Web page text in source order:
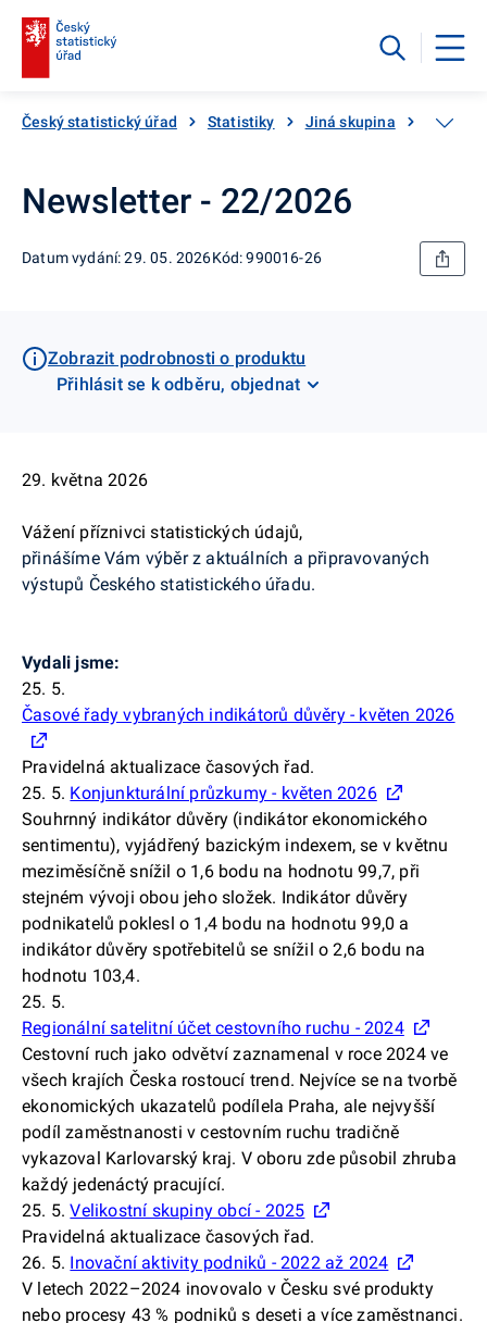
Český statistický úřad Statistiky Jiná skupina
Newsletter - 22/2026
Datum vydání: 29. 05. 2026Kód: 990016-26
Zobrazit podrobnosti o produktu
Přihlásit se k odběru, objednat
29. května 2026
Vážení příznivci statistických údajů,
přinášíme Vám výběr z aktuálních a připravovaných
výstupů Českého statistického úřadu.
Vydali jsme:
25. 5.
Časové řady vybraných indikátorů důvěry - květen 2026
Pravidelná aktualizace časových řad.
25. 5. Konjunkturální průzkumy - květen 2026
Souhrnný indikátor důvěry (indikátor ekonomického
sentimentu), vyjádřený bazickým indexem, se v květnu
meziměsíčně snížil o 1,6 bodu na hodnotu 99,7, při
stejném vývoji obou jeho složek. Indikátor důvěry
podnikatelů poklesl o 1,4 bodu na hodnotu 99,0 a
indikátor důvěry spotřebitelů se snížil o 2,6 bodu na
hodnotu 103,4.
25. 5.
Regionální satelitní účet cestovního ruchu - 2024
Cestovní ruch jako odvětví zaznamenal v roce 2024 ve
všech krajích Česka rostoucí trend. Nejvíce se na tvorbě
ekonomických ukazatelů podílela Praha, ale nejvyšší
podíl zaměstnanosti v cestovním ruchu tradičně
vykazoval Karlovarský kraj. V oboru zde působil zhruba
každý jedenáctý pracující.
25. 5.Velikostní skupiny obcí - 2025
Pravidelná aktualizace časových řad.
26. 5. Inovační aktivity podniků - 2022 až 2024
V letech 2022–2024 inovovalo v Česku své produkty
nebo procesy 43 % podniků s deseti a více zaměstnanci.